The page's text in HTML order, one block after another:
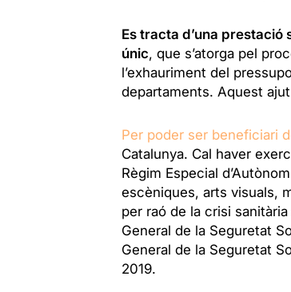
Es tracta d’una
únic, que s’atorga pel
l’exhauriment del
departaments. Aquest
Per poder ser beneficiari
Catalunya. Cal haver
Règim Especial
escèniques, arts visuals,
per raó de la crisi
General de la Seguretat
General de la Seguretat
2019.